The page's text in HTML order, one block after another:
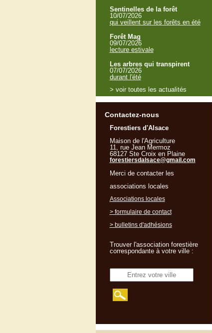
Sentinelles de la forêt
10/07/2026
qui veillent sur les forêts en été
Forêt Mag
09/07/2026
lecture estivale
Les arbres qui transpirent
07/07/2026
durant l'été
> voir toutes les actualités
Contactez-nous
Forestiers d'Alsace
Maison de l'Agriculture
11, rue Jean Mermoz
68127 Ste Croix en Plaine
forestiersdalsace@gmail.com
Merci de contacter les
associations locales
Associations locales
> formulaire de contact
> bulletins d'adhésions
Trouver l'association forestière
correspondante à votre ville :